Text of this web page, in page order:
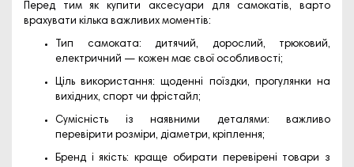
Перед тим як купити аксесуари для самокатів, варто
врахувати кілька важливих моментів:
Тип самоката: дитячий, дорослий, трюковий,
електричний — кожен має свої особливості;
Ціль використання: щоденні поїздки, прогулянки на
вихідних, спорт чи фрістайл;
Сумісність із наявними деталями: важливо
перевірити розміри, діаметри, кріплення;
Бренд і якість: краще обирати перевірені товари з